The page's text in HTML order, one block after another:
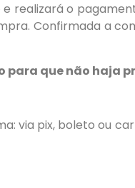
realizará o
Confirmada a
que não haja
via pix, boleto ou